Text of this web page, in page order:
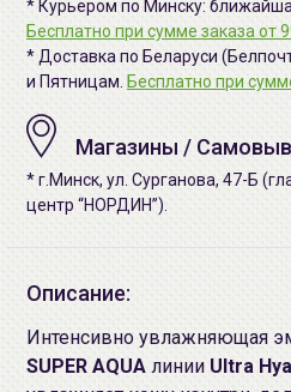
* Курьером по Минску:
Бесплатно при сумме заказа от
* Доставка по Беларуси
и Пятницам. Бесплатно при
Магазины /
* г.Минск, ул. Сурганова, 47-Б
центр “НОРДИН”).
Описание:
Интенсивно увлажняющая
SUPER AQUA линии Ultra